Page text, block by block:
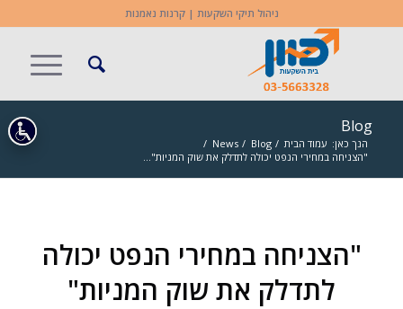
ניהול תיקי השקעות | קרנות נאמנות
Blog
הנך כאן: עמוד הבית /
Blog
/
News
/
"הצניחה במחירי הנפט יכולה לתדלק את שוק המניות"...
"הצניחה במחירי הנפט יכולה
לתדלק את שוק המניות"